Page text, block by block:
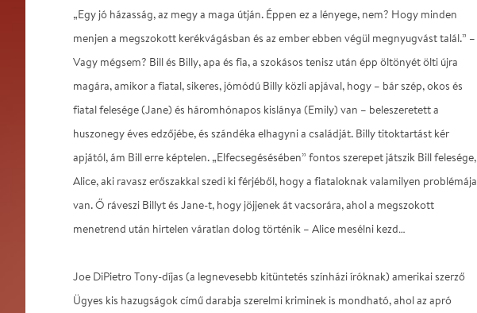
„Egy jó házasság, az megy a maga útján. Éppen ez a lényege, nem? Hogy minden
menjen a megszokott kerékvágásban és az ember ebben végül megnyugvást talál.” –
Vagy mégsem? Bill és Billy, apa és fia, a szokásos tenisz után épp öltönyét ölti újra
magára, amikor a fiatal, sikeres, jómódú Billy közli apjával, hogy – bár szép, okos és
fiatal felesége (Jane) és háromhónapos kislánya (Emily) van – beleszeretett a
huszonegy éves edzőjébe, és szándéka elhagyni a családját. Billy titoktartást kér
apjától, ám Bill erre képtelen. „Elfecsegésésében” fontos szerepet játszik Bill felesége,
Alice, aki ravasz erőszakkal szedi ki férjéből, hogy a fiataloknak valamilyen problémája
van. Ő ráveszi Billyt és Jane-t, hogy jöjjenek át vacsorára, ahol a megszokott
menetrend után hirtelen váratlan dolog történik – Alice mesélni kezd…
Joe DiPietro Tony-díjas (a legnevesebb kitüntetés színházi íróknak) amerikai szerző
Ügyes kis hazugságok című darabja szerelmi kriminek is mondható, ahol az apró